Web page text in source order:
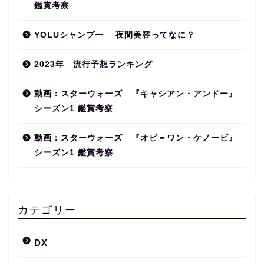
鑑賞考察
YOLUシャンプー 夜間美容ってなに？
2023年 流行予想ランキング
動画：スターウォーズ 『キャシアン・アンドー』
シーズン1 鑑賞考察
動画：スターウォーズ 『オビ＝ワン・ケノービ』
シーズン1 鑑賞考察
カテゴリー
DX